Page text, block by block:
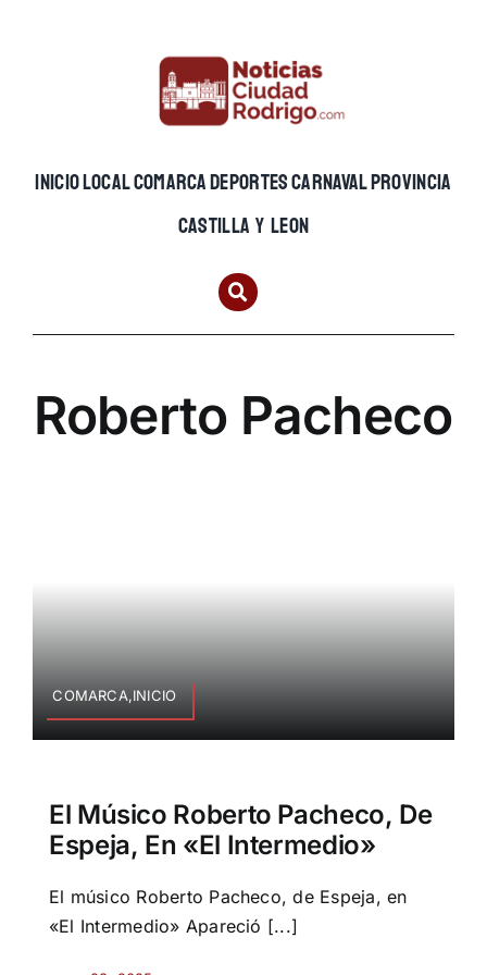
INICIOLOCALCOMARCADEPORTESCARNAVALPROVINCIA
CASTILLA Y LEON
Roberto Pacheco
COMARCA,INICIO
El Músico Roberto Pacheco, De
Espeja, En «El Intermedio»
El músico Roberto Pacheco, de Espeja, en
«El Intermedio» Apareció [...]